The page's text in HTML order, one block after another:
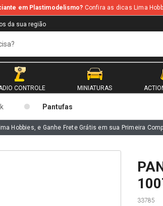
em Plastimodelismo? Confira as dicas Lima
da sua região
CONTROLE MINIATURAS
Pantufas
Hobbies, e Ganhe Frete Grátis em sua Primeira
33785